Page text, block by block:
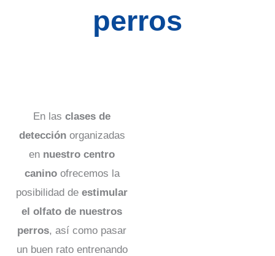
perros
En las clases de
detecciónorganizadas
en nuestro centro
caninoofrecemos la
posibilidad de estimular
el olfato de nuestros
perros, así como pasar
un buen rato entrenando